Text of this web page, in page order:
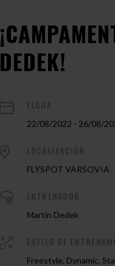
DEDEK!
22/08/2022 - 26/08/
FLYSPOT VARSOVIA
Martin Dedek
Freestyle, Dynamic,